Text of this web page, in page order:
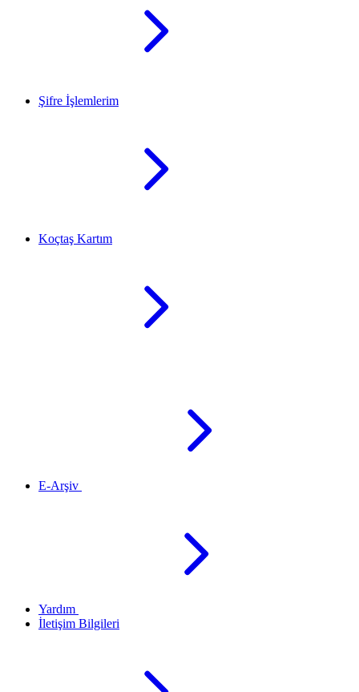
Şifre İşlemlerim
Koçtaş Kartım
E-Arşiv
Yardım
İletişim Bilgileri